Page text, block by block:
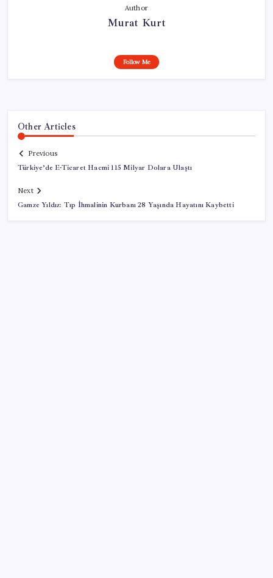
Author
Murat Kurt
Follow Me
Other Articles
Previous
Türkiye’de E-Ticaret Hacmi 115 Milyar Dolara Ulaştı
Next
Gamze Yıldız: Tıp İhmalinin Kurbanı 28 Yaşında Hayatını Kaybetti